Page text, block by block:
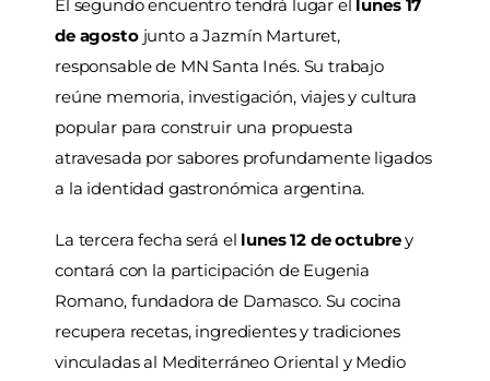
El segundo encuentro tendrá lugar el lunes 17
de agostojunto a Jazmín Marturet,
responsable de MN Santa Inés. Su trabajo
reúne memoria, investigación, viajes y cultura
popular para construir una propuesta
atravesada por sabores profundamente ligados
a la identidad gastronómica argentina.
La tercera fecha será el lunes 12 de octubrey
contará con la participación de Eugenia
Romano, fundadora de Damasco. Su cocina
recupera recetas, ingredientes y tradiciones
vinculadas al Mediterráneo Oriental y Medio